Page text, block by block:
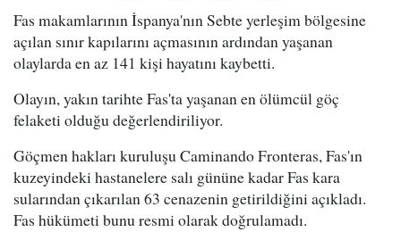
Fas makamlarının İspanya'nın Sebte yerleşim bölgesine
açılan sınır kapılarını açmasının ardından yaşanan
olaylarda en az 141 kişi hayatını kaybetti.
Olayın, yakın tarihte Fas'ta yaşanan en ölümcül göç
felaketi olduğu değerlendiriliyor.
Göçmen hakları kuruluşu Caminando Fronteras, Fas'ın
kuzeyindeki hastanelere salı gününe kadar Fas kara
sularından çıkarılan 63 cenazenin getirildiğini açıkladı.
Fas hükümeti bunu resmi olarak doğrulamadı.